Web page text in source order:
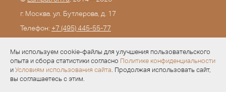
Мы используем cookie-файлы для улучшения пользовательского
опыта и сбора статистики согласно Политике конфиденциальности
и Условиям использования сайта. Продолжая использовать сайт,
вы соглашаетесь с этим.
г. Москва. ул. Бутлерова, д. 17
Телефон: +7 (495) 445-55-77
Разработка —Evid.ru